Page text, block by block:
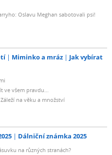
Oslavu Meghan sabotovali psi!
Miminko a mráz
Jak vybírat
ve všem pravdu...
na věku a množství
Dálniční známka 2025
na různých stranách?